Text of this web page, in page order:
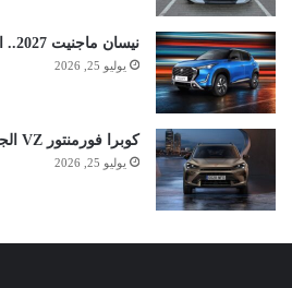
نيسان ماجنيت 2027.. الكتالوج الرسمي في مصر
يوليو 25, 2026
كوبرا فورمنتور VZ الجديدة.. الكتالوج الرسمي
يوليو 25, 2026